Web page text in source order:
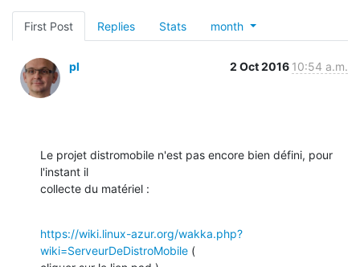
First Post Replies Stats month
pl 2 Oct 2016 10:54 a.m.
Le projet distromobile n'est pas encore bien défini, pour
l'instant il
collecte du matériel :
https://wiki.linux-azur.org/wakka.php?
wiki=ServeurDeDistroMobile (